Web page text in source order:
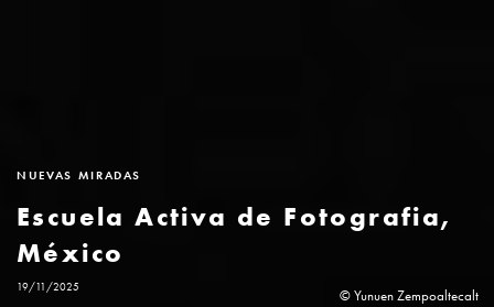
NUEVAS MIRADAS
Escuela Activa de Fotografia,
México
19/11/2025 © Yunuen Zempoaltecalt